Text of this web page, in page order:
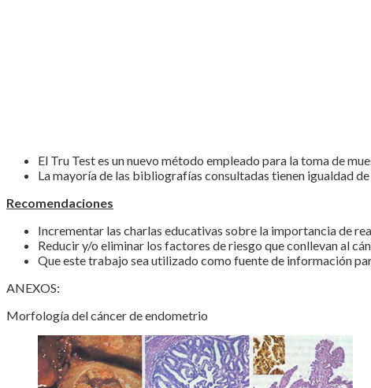
El Tru Test es un nuevo método empleado para la toma de
La mayoría de las bibliografías consultadas tienen igualdad
Recomendaciones
Incrementar las charlas educativas sobre la importancia de
Reducir y/o eliminar los factores de riesgo que conllevan al
Que este trabajo sea utilizado como fuente de información
ANEXOS:
Morfología del cáncer de endometrio